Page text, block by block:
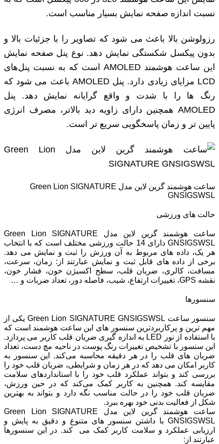
نسبت اندازه صفحه نمایش بسیار مناسب است.
رزولوشن بالا باعث می‌ شود که تصاویر را با جزئیات بالا و
بدون پیکسل شکستگی نمایش دهد. نوع پنل صفحه نمایش
این ساعت هوشمند AMOLED است که به نسبت پنل‌های
LCD مزایای زیادی دارد. پنل AMOLED باعث می‌ شود که
رنگ ‌ها را با شدت و واقع‌ گرایانه نمایش دهد. پنل
AMOLED همچنین دارای زاویه دید بالاتر، مصرف انرژی
پایین‌ تر و زمان پاسخگویی سریع‌ تر است.
ساعت هوشمند گرین لاین مدل Green Lion SIGNATURE
GNSIGSWSL
حالت‌ های ورزشی
ساعت هوشمند گرین لاین مدل Green Lion SIGNATURE
GNSIGSWSL دارای 14 حالت ورزشی مختلف است که با انتخاب
هر یک، داده‌ های مربوط به آن ورزش را ثبت و نمایش می‌ دهد.
برخی از داده ‌های قابل ثبت و نمایش عبارتند از: زمان، سرعت،
مسافت، کالری، ضربان قلب، سطح اکسیژن خون، فشار خون،
نقشه GPS، تغییرات ارتفاع، شیب، فاصله دور، تعداد ضربات و …
سنسورها
سنسور ساعت Green Lion SIGNATURE GNSIGSWSL یکی از
مهم ‌ترین و پرکاربردترین سنسور های این ساعت هوشمند است که
با استفاده از نور LED به اندازه‌ گیری ضربان قلب کاربر می ‌پردازد.
این سنسور با تشخیص تغییرات رنگ پوست در ناحیه مچ دست، تعداد
ضربان ‌های قلب را در هر دقیقه محاسبه می‌کند. این سنسور به
کاربر امکان می‌ دهد که در هر زمان و شرایطی، ضربان قلب خود را
بررسی کند و بتواند عملکرد قلب خود را با استانداردهای سلامت
مقایسه کند. همچنین به کاربر کمک می‌کند که در حین ورزش،
ضربان قلب خود را در حالت مناسب نگه دارد و بتواند به بهترین
شکل از فعالیت بدنی خود بهره ببرد.
ساعت هوشمند گرین لاین مدل Green Lion SIGNATURE
GNSIGSWSL با داشتن سنسور های متنوع و دقیق به پایش و
ارزیابی عملکرد و سلامت کاربر کمک می‌ کند. در این سنسورها
عبارتند از: